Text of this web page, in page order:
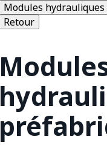
Modules
Retour